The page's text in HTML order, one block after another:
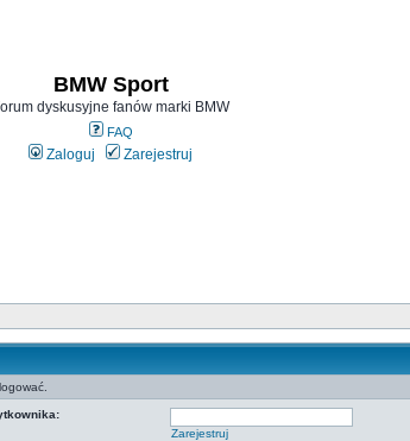
BMW Sport
dyskusyjne fanów marki BMW
FAQ
Zaloguj Zarejestruj
Zarejestruj